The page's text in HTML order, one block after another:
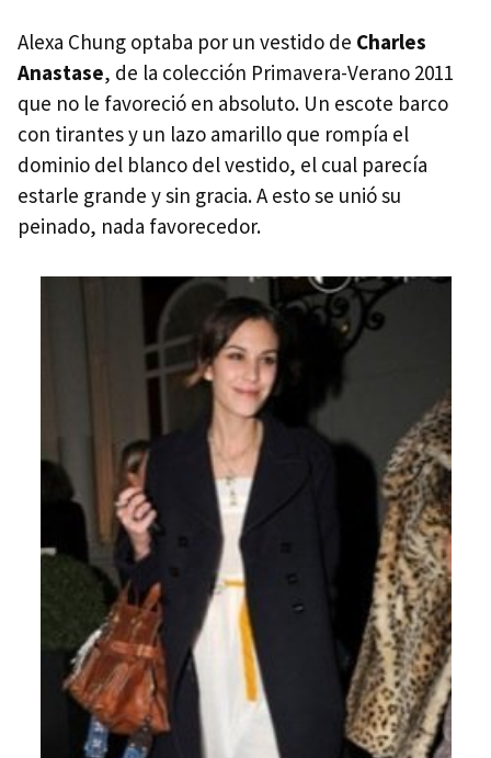
Alexa Chung optaba por un vestido de Charles
Anastase, de la colección Primavera-Verano 2011
que no le favoreció en absoluto. Un escote barco
con tirantes y un lazo amarillo que rompía el
dominio del blanco del vestido, el cual parecía
estarle grande y sin gracia. A esto se unió su
peinado, nada favorecedor.